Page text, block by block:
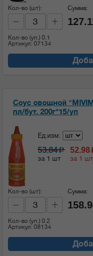
Кол-во (шт):
Кол-во (уп.) 0.1
Артикул: 07134
Сумма:
Соус овощной
пл/бут. 200г*15/уп
Ед.изм:
53.84c
за 1 шт
52.98
за 1
Кол-во (шт):
Кол-во (уп.) 0.2
Артикул: 08134
Сумма: